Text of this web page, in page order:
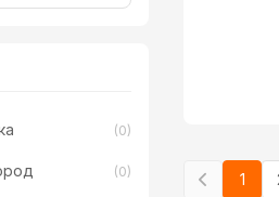
(0)
(0) 1